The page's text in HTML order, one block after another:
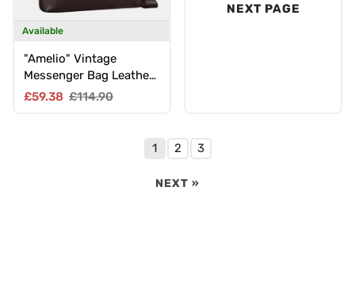
Available
"Amelio" Vintage
Messenger Bag Leather
Small
Sale price
£59.38 Regular price
£114.90
NEXT PAGE
1 2 3
NEXT »